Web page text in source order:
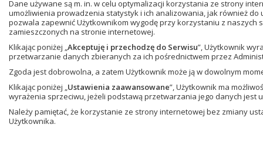
czytaj więcej
ósmoklasisty. Wydanie 2024
autor:
Marzenna
Radziewicz
przedmiot:
poziom: szkoła
rodzaj:
książka
Dane używane są m. in. w celu optymalizacji korzystania ze strony
umożliwienia prowadzenia statystyk i ich analizowania, jak również
pozwala zapewnić Użytkownikom wygodę przy korzystaniu z
zamieszczonych na stronie internetowej.
Klikając poniżej „Akceptuję i przechodzę do Serwisu”, Użytkownik
przetwarzanie danych zbieranych za ich pośrednictwem przez
Zgoda jest dobrowolna, a zatem Użytkownik może ją w dowolnym
Klikając poniżej „Ustawienia zaawansowane”, Użytkownik ma
wyrażenia sprzeciwu, jeżeli podstawą przetwarzania jego danych jest
Należy pamiętać, że korzystanie ze strony internetowej bez zmiany
Użytkownika.